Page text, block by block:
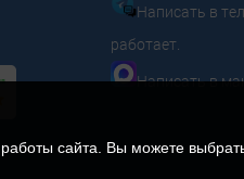
Написать в
работает.
Написать в
сайта. Вы можете